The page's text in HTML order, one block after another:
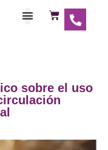
Tráfico sobre
en circulación